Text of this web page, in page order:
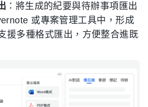
：將生成的紀要與待辦事項匯出
或專案管理工具中，形成
援多種格式匯出，方便整合進既